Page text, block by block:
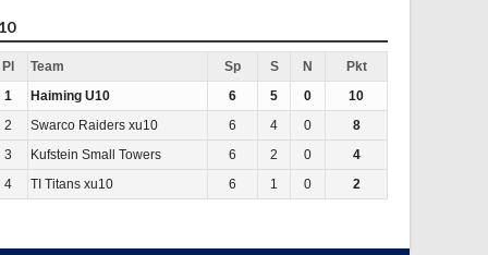
Pl Team Sp S N
Pkt
1
Haiming U10 6 5 0
10
2
Swarco Raiders xu10 6 4 0
8
3
Kufstein Small Towers 6 2 0
4
4
TI Titans xu10 6 1 0 2